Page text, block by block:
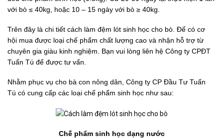
với bò ≤ 40kg, hoặc 10 – 15 ngày với bò ≥ 40kg.
Trên đây là chi tiết cách làm đệm lót sinh học cho bò. Để có cơ
hội mua được loại chế phẩm chất lượng cao và nhận hỗ trợ từ
chuyên gia giàu kinh nghiệm. Bạn vui lòng liên hệ Công ty CPĐT
Tuấn Tú để được tư vấn.
Nhằm phục vụ cho bà con nông dân, Công ty CP Đầu Tư Tuấn
Tú có cung cấp các loại chế phẩm sinh học như sau:
Chế phẩm sinh học dạng nước